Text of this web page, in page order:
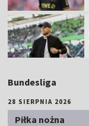
Bundesliga
28 SIERPNIA 2026
Piłka nożna